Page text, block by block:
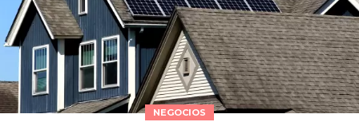
NEGOCIOS